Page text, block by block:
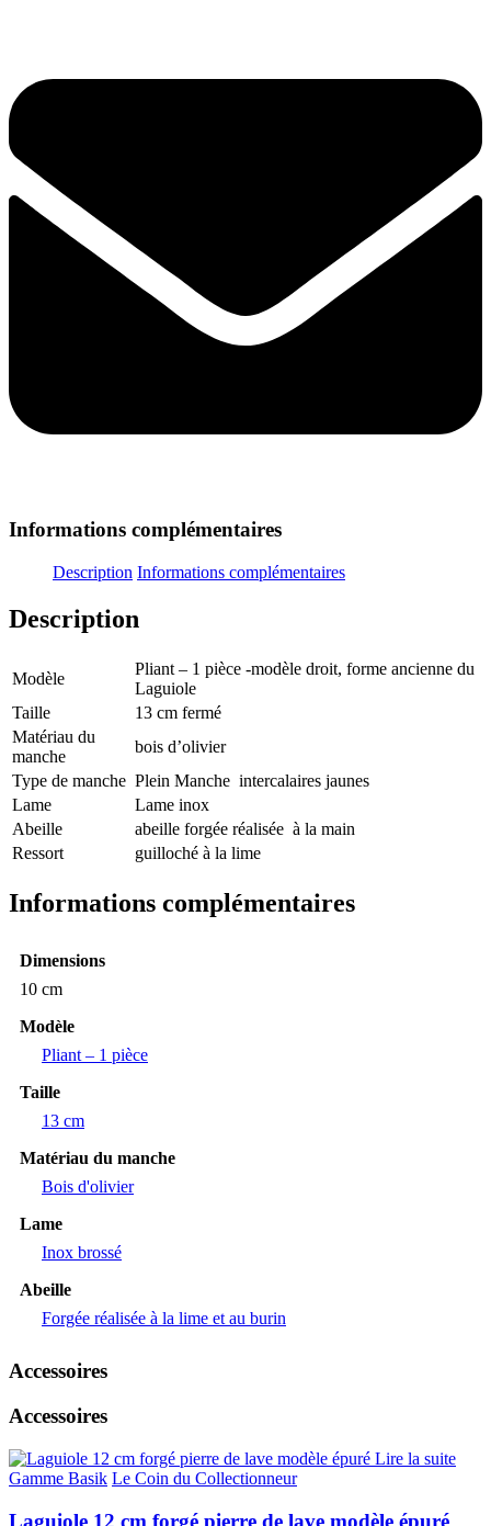
Informations complémentaires
Description Informations complémentaires
Description
Modèle
Pliant – 1 pièce -modèle droit, forme ancienne du
Laguiole
Taille
13 cm fermé
Matériau du
manche
bois d’olivier
Type de manche Plein Manche intercalaires jaunes
Lame
Lame inox
Abeille
abeille forgée réalisée à la main
Ressort
guilloché à la lime
Informations complémentaires
Dimensions
10 cm
Modèle
Pliant – 1 pièce
Taille
13 cm
Matériau du manche
Bois d'olivier
Lame
Inox brossé
Abeille
Forgée réalisée à la lime et au burin
Accessoires
Accessoires
Lire la suite
Gamme Basik Le Coin du Collectionneur
Laguiole 12 cm forgé pierre de lave modèle épuré